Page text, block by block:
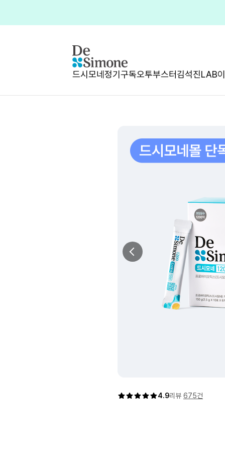
드시모네 정기구독오투부스터김석진LAB
이전 이미지
4.9리뷰 675건